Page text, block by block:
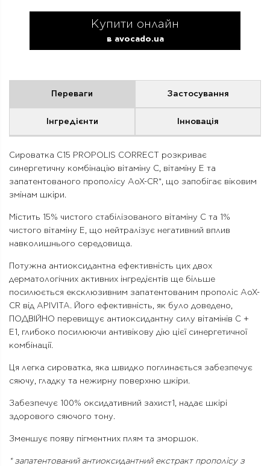
Купити онлайн
в avocado.ua
Переваги Застосування
Інгредієнти Інновація
Сироватка C15 PROPOLIS CORRECT розкриває
синергетичну комбінацію вітаміну С, вітаміну Е та
запатентованого прополісу AoX-CR*, що запобігає віковим
змінам шкіри.
Містить 15% чистого стабілізованого вітаміну С та 1%
чистого вітаміну Е, що нейтралізує негативний вплив
навколишнього середовища.
Потужна антиоксидантна ефективність цих двох
дерматологічних активних інгредієнтів ще більше
посилюється ексклюзивним запатентованим прополіс AoX-
CR від APIVITA. Його ефективність, як було доведено,
ПОДВІЙНО перевищує антиоксидантну силу вітамінів С +
Е1, глибоко посилюючи антивікову дію цієї синергетичної
комбінації.
Ця легка сироватка, яка швидко поглинається забезпечує
сяючу, гладку та нежирну поверхню шкіри.
Забезпечує 100% оксидативний захист1, надає шкірі
здорового сяючого тону.
Зменшує появу пігментних плям та зморшок.
* запатентований антиоксидантний екстракт прополісу з